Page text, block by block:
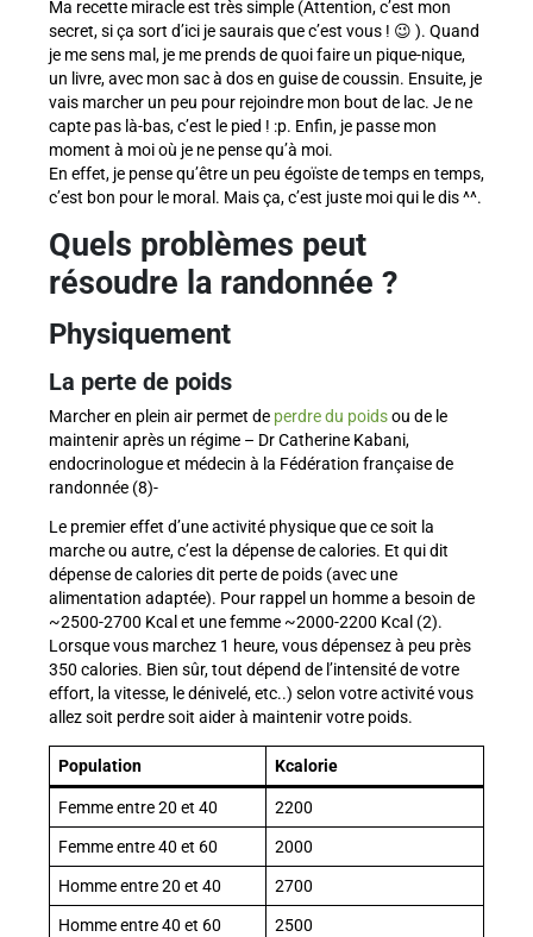
Ma recette miracle est très simple (Attention, c’est mon
secret, si ça sort d’ici je saurais que c’est vous ! 😉 ). Quand
je me sens mal, je me prends de quoi faire un pique-nique,
un livre, avec mon sac à dos en guise de coussin. Ensuite, je
vais marcher un peu pour rejoindre mon bout de lac. Je ne
capte pas là-bas, c’est le pied ! :p. Enfin, je passe mon
moment à moi où je ne pense qu’à moi.
En effet, je pense qu’être un peu égoïste de temps en temps,
c’est bon pour le moral. Mais ça, c’est juste moi qui le dis ^^.
Quels problèmes peut
résoudre la randonnée ?
Physiquement
La perte de poids
Marcher en plein air permet de perdre du poidsou de le
maintenir après un régime – Dr Catherine Kabani,
endocrinologue et médecin à la Fédération française de
randonnée (8)-
Le premier effet d’une activité physique que ce soit la
marche ou autre, c’est la dépense de calories. Et qui dit
dépense de calories dit perte de poids (avec une
alimentation adaptée). Pour rappel un homme a besoin de
~2500-2700 Kcal et une femme ~2000-2200 Kcal (2).
Lorsque vous marchez 1 heure, vous dépensez à peu près
350 calories. Bien sûr, tout dépend de l’intensité de votre
effort, la vitesse, le dénivelé, etc..) selon votre activité vous
allez soit perdre soit aider à maintenir votre poids.
Population Kcalorie
Femme entre 20 et 40 2200
Femme entre 40 et 60 2000
Homme entre 20 et 40 2700
Homme entre 40 et 60 2500